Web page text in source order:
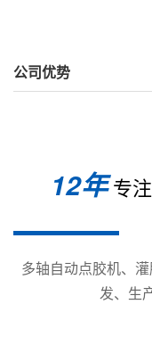
电子与3C产品
公司优势
12年 专
多轴自动点胶机、
发、生